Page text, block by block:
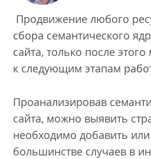
Продвижение любого
сбора семантического
сайта, только после
к следующим этапам
Проанализировав
сайта, можно выявить
необходимо добавить
большинстве случаев в